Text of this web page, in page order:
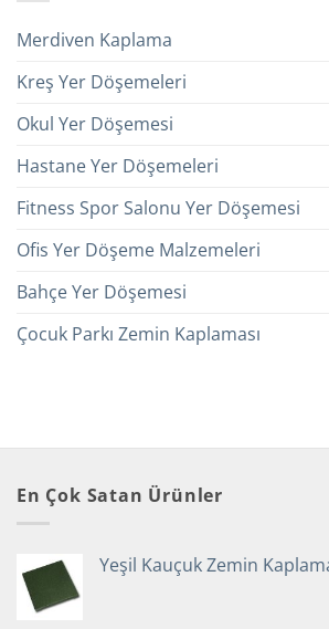
Merdiven Kaplama
Kreş Yer Döşemeleri
Okul Yer Döşemesi
Hastane Yer Döşemeleri
Fitness Spor Salonu Yer Döşemesi
Ofis Yer Döşeme Malzemeleri
Bahçe Yer Döşemesi
Çocuk Parkı Zemin Kaplaması
En Çok Satan Ürünler
Yeşil Kauçuk Zemin